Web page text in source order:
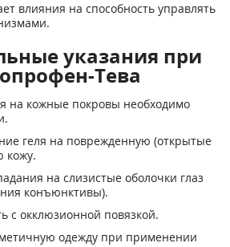
влияния на способность управлять
указания при
Тева
на кожные покровы необходимо
геля на поврежденную (открытые
кожу.
на слизистые оболочки глаз
конъюнктивы).
с окклюзионной повязкой.
одежду при применении